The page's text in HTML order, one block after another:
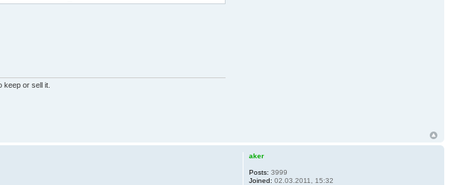
keep or sell it.
aker
Posts: 3999
Joined: 02.03.2011, 15:32